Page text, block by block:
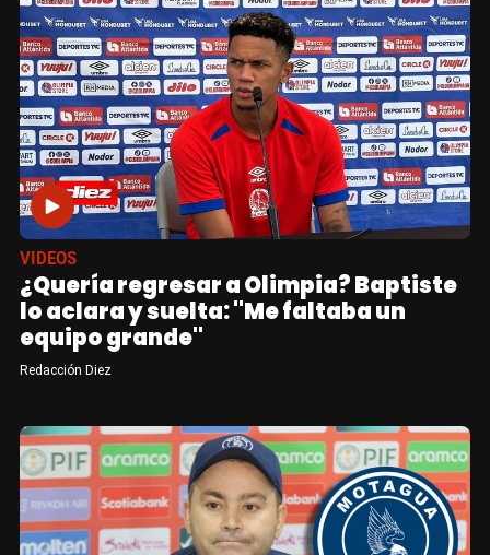
VIDEOS
¿Quería regresar a Olimpia? Baptiste
lo aclara y suelta: "Me faltaba un
equipo grande"
Redacción Diez